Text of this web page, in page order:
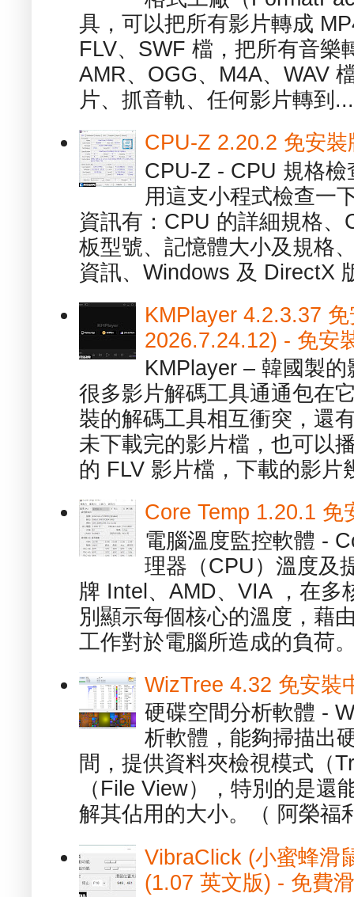
具，可以把所有影片轉成
FLV、SWF 檔，把所有音樂
AMR、OGG、M4A、WAV
片、抓音軌、任何影片轉到...
CPU-Z 2.20.2 免安
CPU-Z - CPU 規格
用這支小程式檢查一
資訊有：CPU 的詳細規格
板型號、記憶體大小及規格
資訊、Windows 及 DirectX
KMPlayer 4.2.3.37
2026.7.24.12) - 免安
KMPlayer – 韓國製
很多影片解碼工具通通包在
裝的解碼工具相互衝突，還
未下載完的影片檔，也可以
的 FLV 影片檔，下載的影片
Core Temp 1.20.1 免
電腦溫度監控軟體 -
理器（CPU）溫度及
牌 Intel、AMD、VIA ，在多
別顯示每個核心的溫度，藉
工作對於電腦所造成的負荷
WizTree 4.32 免安裝
硬碟空間分析軟體 -
析軟體，能夠掃描出
間，提供資料夾檢視模式（
（File View），特別的是還
解其佔用的大小。（ 阿榮福
VibraClick (小蜜蜂滑
(1.07 英文版) - 免費